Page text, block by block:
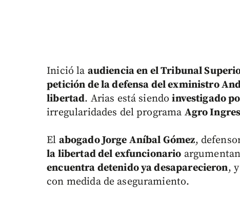
Inició la audiencia en el Tribunal
petición de la defensa del exministro
libertad. Arias está siendoinvestigado
irregularidades del programa Agro
El abogado Jorge Aníbal Gómez,
la libertad del exfuncionario
encuentra detenido ya desaparecieron,
con medida de aseguramiento.